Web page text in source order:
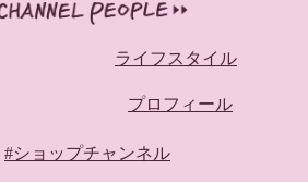
ライフスタイル
プロフィール
#ショップチャンネル